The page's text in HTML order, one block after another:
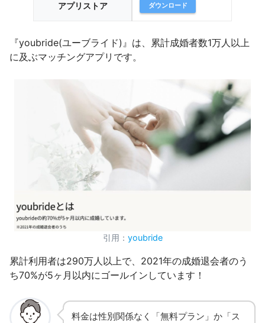
アプリストア ダウンロード
『youbride(ユーブライド)』は、累計成婚者数1万人以上
に及ぶマッチングアプリです。
引用： youbride
累計利用者は290万人以上で、2021年の成婚退会者のう
ち70%が5ヶ月以内にゴールインしています！
料金は性別関係なく「無料プラン」か「ス